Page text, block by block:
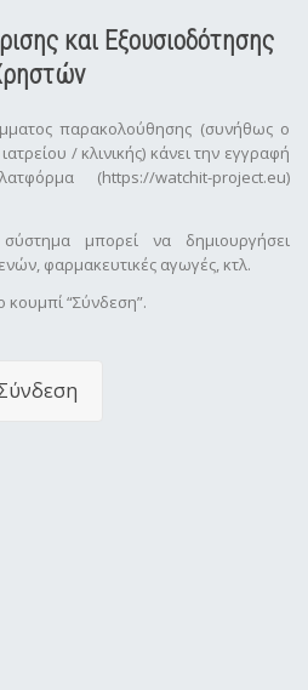
και Εξουσιοδότησης
παρακολούθησης (συνήθως ο
/ κλινικής) κάνει την εγγραφή
(https://watchit-project.eu)
μπορεί να δημιουργήσει
φαρμακευτικές αγωγές, κτλ.
κουμπί “Σύνδεση”.